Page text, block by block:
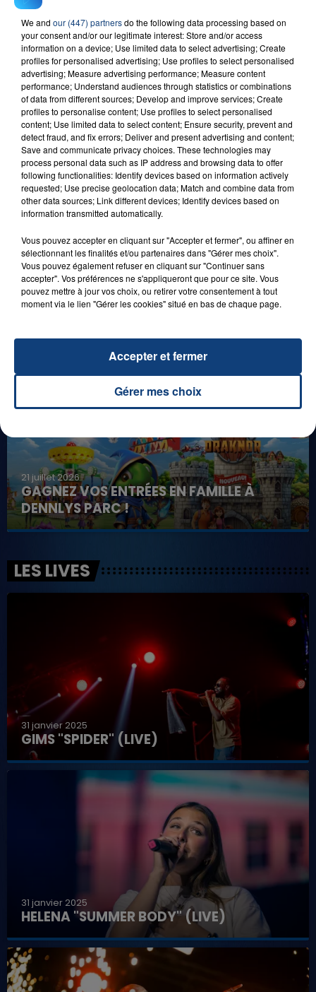
29 août 2025
LE MOT CASH !
1er août 2026
GAGNEZ VOS ENTRÉES POUR TOUTE LA
21 juillet 2026
GAGNEZ VOS ENTRÉES EN FAMILLE À
DENNLYS PARC !
LES LIVES
31 janvier 2025
GIMS "SPIDER" (LIVE)
31 janvier 2025
HELENA "SUMMER BODY" (LIVE)
We and our (447) partnersdo the following data processing based on
your consent and/or our legitimate interest: Store and/or access
information on a device; Use limited data to select advertising; Create
profiles for personalised advertising; Use profiles to select personalised
advertising; Measure advertising performance; Measure content
performance; Understand audiences through statistics or combinations
of data from different sources; Develop and improve services; Create
profiles to personalise content; Use profiles to select personalised
content; Use limited data to select content; Ensure security, prevent and
detect fraud, and fix errors; Deliver and present advertising and content;
Save and communicate privacy choices. These technologies may
process personal data such as IP address and browsing data to offer
following functionalities: Identify devices based on information actively
requested; Use precise geolocation data; Match and combine data from
other data sources; Link different devices; Identify devices based on
information transmitted automatically.
Vous pouvez accepter en cliquant sur "Accepter et fermer", ou affiner en
sélectionnant les finalités et/ou partenaires dans "Gérer mes choix".
Vous pouvez également refuser en cliquant sur "Continuer sans
accepter". Vos préférences ne s'appliqueront que pour ce site. Vous
pouvez mettre à jour vos choix, ou retirer votre consentement à tout
moment via le lien "Gérer les cookies" situé en bas de chaque page.
Gérer mes choix
Accepter et fermer